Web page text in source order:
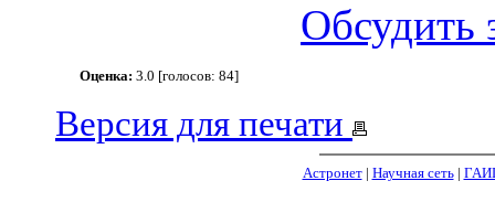
Обсудить
Оценка: 3.0 [голосов: 84]
Версия для печати
Астронет| Научная сеть|